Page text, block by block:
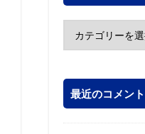
最近のコメント